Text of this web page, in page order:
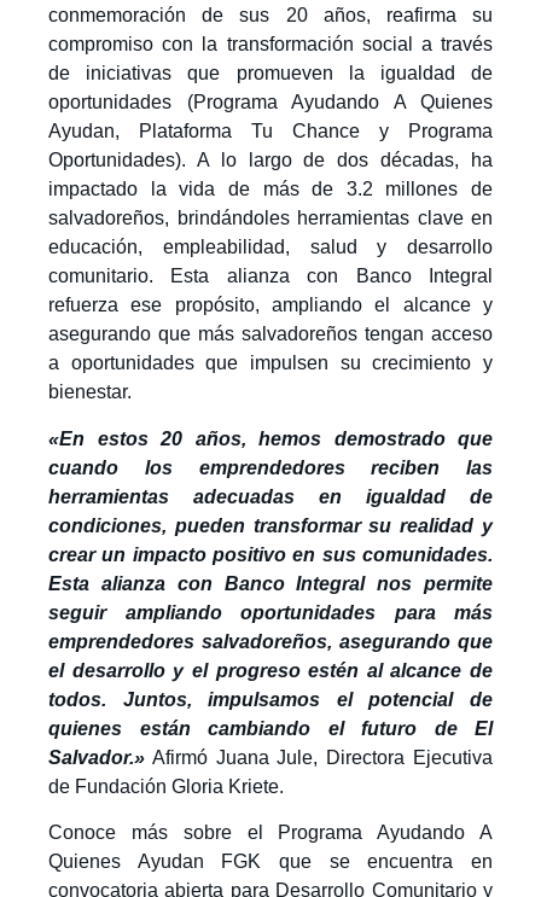
conmemoración de sus 20 años, reafirma su
compromiso con la transformación social a través
de iniciativas que promueven la igualdad de
oportunidades (Programa Ayudando A Quienes
Ayudan, Plataforma Tu Chance y Programa
Oportunidades). A lo largo de dos décadas, ha
impactado la vida de más de 3.2 millones de
salvadoreños, brindándoles herramientas clave en
educación, empleabilidad, salud y desarrollo
comunitario. Esta alianza con Banco Integral
refuerza ese propósito, ampliando el alcance y
asegurando que más salvadoreños tengan acceso
a oportunidades que impulsen su crecimiento y
bienestar.
«En estos 20 años, hemos demostrado que
cuando los emprendedores reciben las
herramientas adecuadas en igualdad de
condiciones, pueden transformar su realidad y
crear un impacto positivo en sus comunidades.
Esta alianza con Banco Integral nos permite
seguir ampliando oportunidades para más
emprendedores salvadoreños, asegurando que
el desarrollo y el progreso estén al alcance de
todos. Juntos, impulsamos el potencial de
quienes están cambiando el futuro de El
Salvador.» Afirmó Juana Jule, Directora Ejecutiva
de Fundación Gloria Kriete.
Conoce más sobre el Programa Ayudando A
Quienes Ayudan FGK que se encuentra en
convocatoria abierta para Desarrollo Comunitario y